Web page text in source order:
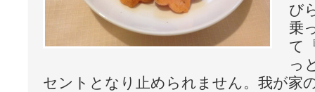
び
乗
て
っ
セントとなり止められません。我が家